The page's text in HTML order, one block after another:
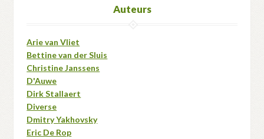
Auteurs
Arie van Vliet
Bettine van der Sluis
Christine Janssens
D'Auwe
Dirk Stallaert
Diverse
Dmitry Yakhovsky
Eric De Rop